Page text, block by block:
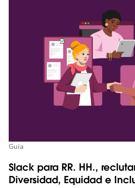
Guía
Slack para RR. HH.,
Diversidad, Equidad e